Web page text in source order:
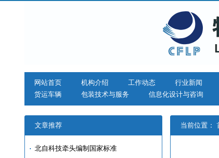
网站首页 机构介绍 工作动态
行业新闻
货运车辆
包装技术与服务 信息化设计与咨询
文章推荐
北自科技牵头编制国家标准
当前位置：